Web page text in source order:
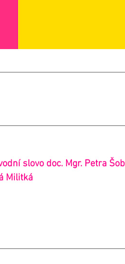
slovo doc. Mgr. Petra
Militká